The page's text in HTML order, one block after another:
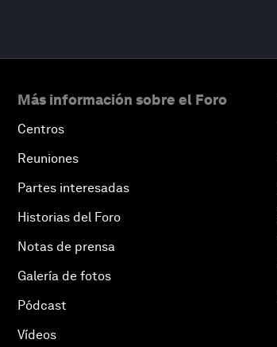
Más información sobre el Foro
Centros
Reuniones
Partes interesadas
Historias del Foro
Notas de prensa
Galería de fotos
Pódcast
Vídeos